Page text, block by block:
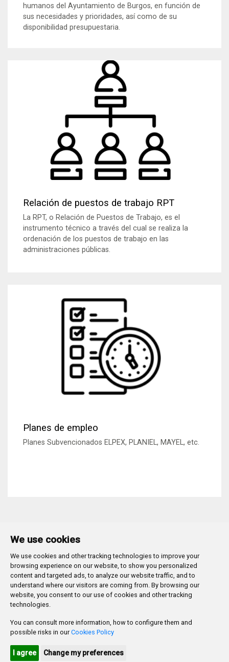
We use cookies
We use cookies and other tracking technologies to improve your
browsing experience on our website, to show you personalized
content and targeted ads, to analyze our website traffic, and to
understand where our visitors are coming from. By browsing our
website, you consent to our use of cookies and other tracking
technologies.
You can consult more information, how to configure them and
possible risks in ourCookies Policy
I agree Change my preferences
humanos del Ayuntamiento de Burgos, en función de
sus necesidades y prioridades, así como de su
disponibilidad presupuestaria.
Relación de puestos de trabajo RPT
La RPT, o Relación de Puestos de Trabajo, es el
instrumento técnico a través del cual se realiza la
ordenación de los puestos de trabajo en las
administraciones públicas.
Planes de empleo
Planes Subvencionados ELPEX, PLANIEL, MAYEL, etc.
Plaza Mayor 1 - 09071BURGOS
947 288 800 CIF: P-0906100-C
CONTACTO | AVISOS, QUEJAS Y SUGERENCIAS
CANAL DE DENUNCIAS
PROMUEVE BURGOS